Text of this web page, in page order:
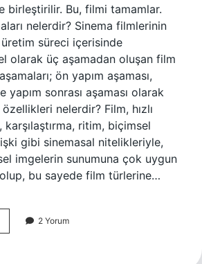
birleştirilir. Bu, filmi tamamlar.
nelerdir? Sinema filmlerinin
süreci içerisinde
olarak üç aşamadan oluşan film
ön yapım aşaması,
yapım sonrası aşaması olarak
nelerdir? Film, hızlı
karşılaştırma, ritim, biçimsel
gibi sinemasal nitelikleriyle,
imgelerin sunumuna çok uygun
bu sayede film türlerine…
2 Yorum